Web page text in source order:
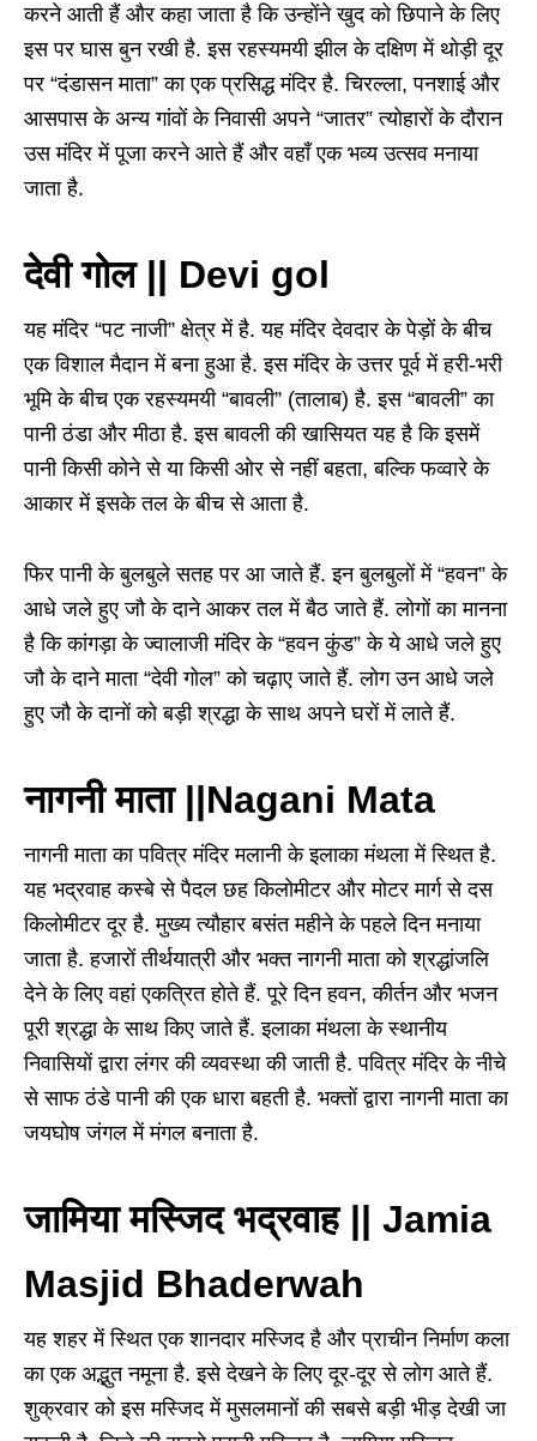
करने आती हैं और कहा जाता है कि उन्होंने खुद को छिपाने के लिए
इस पर घास बुन रखी है. इस रहस्यमयी झील के दक्षिण में थोड़ी दूर
पर “दंडासन माता” का एक प्रसिद्ध मंदिर है. चिरल्ला, पनशाई और
आसपास के अन्य गांवों के निवासी अपने “जातर” त्योहारों के दौरान
उस मंदिर में पूजा करने आते हैं और वहाँ एक भव्य उत्सव मनाया
जाता है.
देवी गोल || Devi gol
यह मंदिर “पट नाजी” क्षेत्र में है. यह मंदिर देवदार के पेड़ों के बीच
एक विशाल मैदान में बना हुआ है. इस मंदिर के उत्तर पूर्व में हरी-भरी
भूमि के बीच एक रहस्यमयी “बावली” (तालाब) है. इस “बावली” का
पानी ठंडा और मीठा है. इस बावली की खासियत यह है कि इसमें
पानी किसी कोने से या किसी ओर से नहीं बहता, बल्कि फव्वारे के
आकार में इसके तल के बीच से आता है.
फिर पानी के बुलबुले सतह पर आ जाते हैं. इन बुलबुलों में “हवन” के
आधे जले हुए जौ के दाने आकर तल में बैठ जाते हैं. लोगों का मानना ​​
है कि कांगड़ा के ज्वालाजी मंदिर के “हवन कुंड” के ये आधे जले हुए
जौ के दाने माता “देवी गोल” को चढ़ाए जाते हैं. लोग उन आधे जले
हुए जौ के दानों को बड़ी श्रद्धा के साथ अपने घरों में लाते हैं.
नागनी माता ||Nagani Mata
नागनी माता का पवित्र मंदिर मलानी के इलाका मंथला में स्थित है.
यह भद्रवाह कस्बे से पैदल छह किलोमीटर और मोटर मार्ग से दस
किलोमीटर दूर है. मुख्य त्यौहार बसंत महीने के पहले दिन मनाया
जाता है. हजारों तीर्थयात्री और भक्त नागनी माता को श्रद्धांजलि
देने के लिए वहां एकत्रित होते हैं. पूरे दिन हवन, कीर्तन और भजन
पूरी श्रद्धा के साथ किए जाते हैं. इलाका मंथला के स्थानीय
निवासियों द्वारा लंगर की व्यवस्था की जाती है. पवित्र मंदिर के नीचे
से साफ ठंडे पानी की एक धारा बहती है. भक्तों द्वारा नागनी माता का
जयघोष जंगल में मंगल बनाता है.
जामिया मस्जिद भद्रवाह || Jamia
Masjid Bhaderwah
यह शहर में स्थित एक शानदार मस्जिद है और प्राचीन निर्माण कला
का एक अद्भुत नमूना है. इसे देखने के लिए दूर-दूर से लोग आते हैं.
शुक्रवार को इस मस्जिद में मुसलमानों की सबसे बड़ी भीड़ देखी जा